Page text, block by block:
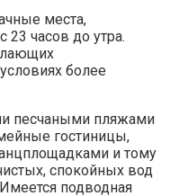
места,
часов до утра.
более
песчаными пляжами
гостиницы,
и тому
спокойных вод
подводная